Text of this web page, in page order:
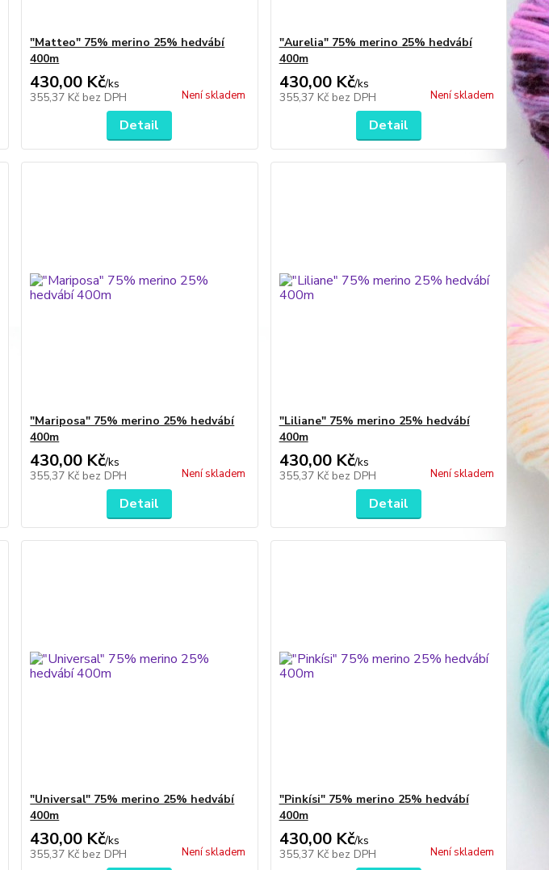
"Matteo" 75% merino 25% hedvábí
400m
430,00 Kč/ks
355,37 Kč bez DPH Není skladem
Detail
"Aurelia" 75% merino 25% hedvábí
400m
430,00 Kč/ks
355,37 Kč bez DPH Není skladem
Detail
"Mariposa" 75% merino 25% hedvábí
400m
430,00 Kč/ks
355,37 Kč bez DPH Není skladem
Detail
"Liliane" 75% merino 25% hedvábí
400m
430,00 Kč/ks
355,37 Kč bez DPH Není skladem
Detail
"Universal" 75% merino 25% hedvábí
400m
430,00 Kč/ks
355,37 Kč bez DPH Není skladem
"Pinkísi" 75% merino 25% hedvábí
400m
430,00 Kč/ks
355,37 Kč bez DPH Není skladem